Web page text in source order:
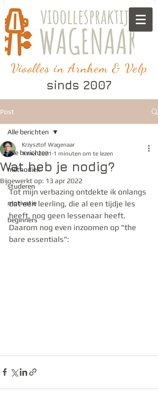
Vioolles in Arnhem & Velp
sinds 2007
Post
Alle berichten
methodiek
studeren
motivatie
beginners
Alle berichten
Wat heb je nodig?
Krzysztof Wagenaar
1 mei 2021 1 minuten om te lezen
Bijgewerkt op: 13 apr 2022
Tot mijn verbazing ontdekte ik onlangs
dat een leerling, die al een tijdje les
heeft, nog geen lessenaar heeft.
Daarom nog even inzoomen op "the
bare essentials":